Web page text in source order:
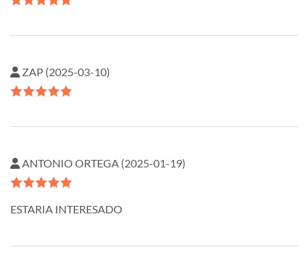
ZAP (2025-03-10)
ANTONIO ORTEGA (2025-01-19)
ESTARIA INTERESADO